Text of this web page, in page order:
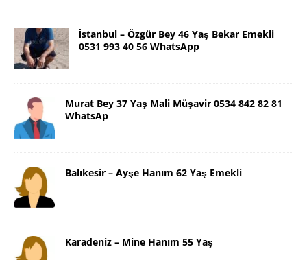
İstanbul – Özgür Bey 46 Yaş Bekar Emekli
0531 993 40 56 WhatsApp
Murat Bey 37 Yaş Mali Müşavir 0534 842 82 81
WhatsAp
Balıkesir – Ayşe Hanım 62 Yaş Emekli
Karadeniz – Mine Hanım 55 Yaş